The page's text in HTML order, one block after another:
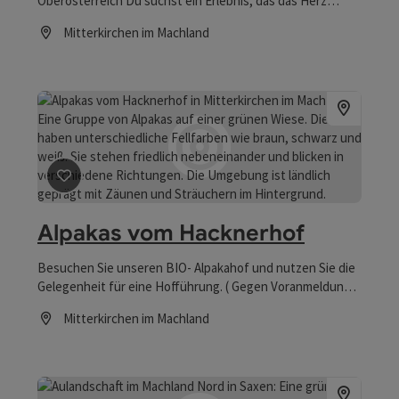
feinfühlige Wesen der Alpakas ein. In Mitterkirchen, eine
Fotoshooting kombinieren wir die Ruhe dieser
faszinierenden Tiere mit authentischer Fotografie. Ganz
ohne Zeitdruck und in entspannter Atmosphäre
entstehen Bilder, die deine ganz persönliche Verbindung
zur Natur zeigen. Hier stehen nicht Hektik oder
„Streichelzoo-Trubel“ im Vordergrund, sondern die leise,
geduldige Annäherung an diese faszinierenden
Distanztiere.
Mitterkirchen im Machland
Beitrag merken: Alpakas vom Hacknerhof
Alpakas vom Hacknerhof
Besuchen Sie unseren BIO- Alpakahof und nutzen Sie die
Gelegenheit für eine Hofführung. ( Gegen Voranmeldung )
Mitterkirchen im Machland